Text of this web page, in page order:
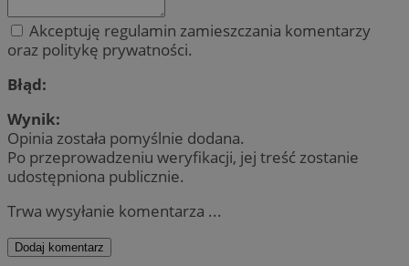
Akceptuję regulamin zamieszczania komentarzy
oraz politykę prywatności.
Błąd:
Wynik:
Opinia została pomyślnie dodana.
Po przeprowadzeniu weryfikacji, jej treść zostanie
udostępniona publicznie.
Trwa wysyłanie komentarza ...
Dodaj komentarz